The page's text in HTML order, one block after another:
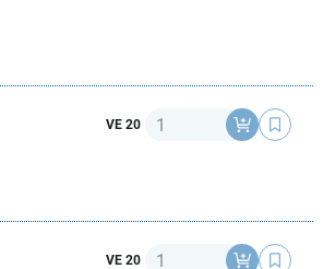
VE 20 Anzahl
VE 20 Anzahl